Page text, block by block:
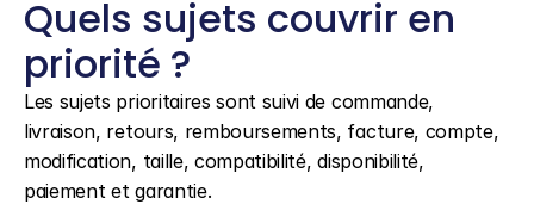
Quels sujets couvrir en
priorité ?
Les sujets prioritaires sont suivi de commande,
livraison, retours, remboursements, facture, compte,
modification, taille, compatibilité, disponibilité,
paiement et garantie.